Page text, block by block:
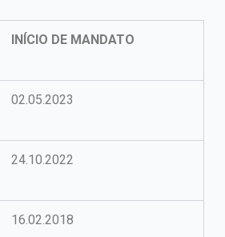
INÍCIO DE MANDATO
02.05.2023
24.10.2022
16.02.2018